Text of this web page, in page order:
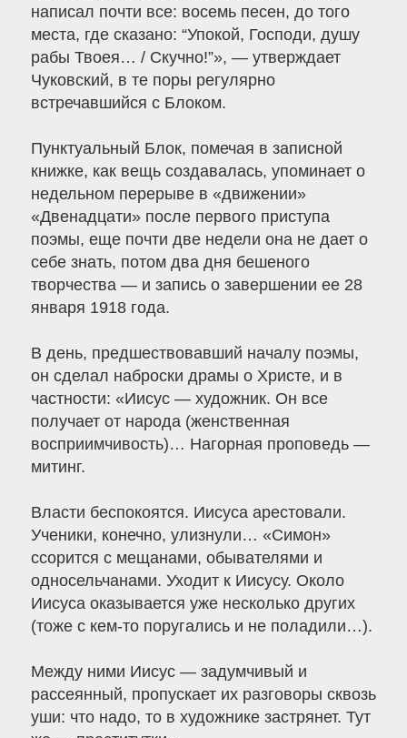
написал почти все: восемь песен, до того
места, где сказано: “Упокой, Господи, душу
рабы Твоея… / Скучно!”», — утверждает
Чуковский, в те поры регулярно
встречавшийся с Блоком.
Пунктуальный Блок, помечая в записной
книжке, как вещь создавалась, упоминает о
недельном перерыве в «движении»
«Двенадцати» после первого приступа
поэмы, еще почти две недели она не дает о
себе знать, потом два дня бешеного
творчества — и запись о завершении ее 28
января 1918 года.
В день, предшествовавший началу поэмы,
он сделал наброски драмы о Христе, и в
частности: «Иисус — художник. Он все
получает от народа (женственная
восприимчивость)… Нагорная проповедь —
митинг.
Власти беспокоятся. Иисуса арестовали.
Ученики, конечно, улизнули… «Симон»
ссорится с мещанами, обывателями и
односельчанами. Уходит к Иисусу. Около
Иисуса оказывается уже несколько других
(тоже с кем-то поругались и не поладили…).
Между ними Иисус — задумчивый и
рассеянный, пропускает их разговоры сквозь
уши: что надо, то в художнике застрянет. Тут